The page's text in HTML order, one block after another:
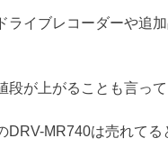
ライブレコーダーや追
段が上がることも言って
DRV-MR740は売れてる